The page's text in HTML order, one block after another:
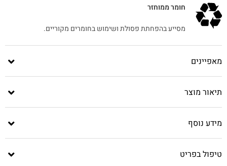
חומר ממוחזר
מסייע בהפחתת פסולת ושימוש בחומרים מקוריים.
מאפיינים
תיאור מוצר
מידע נוסף
טיפול בפריט